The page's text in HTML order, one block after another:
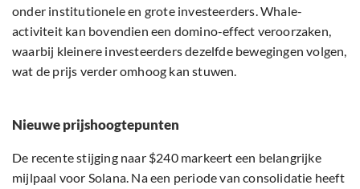
onder institutionele en grote investeerders. Whale-
activiteit kan bovendien een domino-effect veroorzaken,
waarbij kleinere investeerders dezelfde bewegingen volgen,
wat de prijs verder omhoog kan stuwen.
Nieuwe prijshoogtepunten
De recente stijging naar $240 markeert een belangrijke
mijlpaal voor Solana. Na een periode van consolidatie heeft